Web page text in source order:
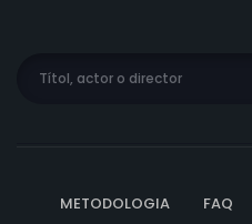
METODOLOGIA FAQ